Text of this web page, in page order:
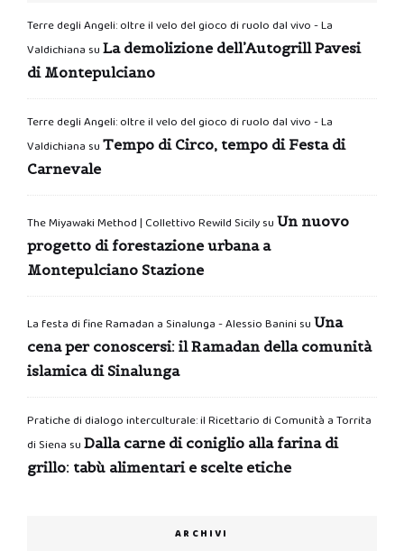
Terre degli Angeli: oltre il velo del gioco di ruolo dal vivo - La
Valdichiana su La demolizione dell’Autogrill Pavesi
di Montepulciano
Terre degli Angeli: oltre il velo del gioco di ruolo dal vivo - La
Valdichiana su Tempo di Circo, tempo di Festa di
Carnevale
The Miyawaki Method | Collettivo Rewild Sicilysu Un nuovo
progetto di forestazione urbana a
Montepulciano Stazione
La festa di fine Ramadan a Sinalunga - Alessio Banini su Una
cena per conoscersi: il Ramadan della comunità
islamica di Sinalunga
Pratiche di dialogo interculturale: il Ricettario di Comunità a Torrita
di Siena su Dalla carne di coniglio alla farina di
grillo: tabù alimentari e scelte etiche
ARCHIVI